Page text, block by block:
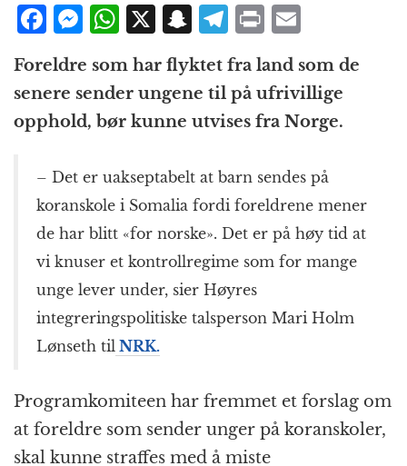
F
a
c
e
b
o
o
k
M
ss
e
n
g
e
r
W
h
at
s
A
p
p
X S
n
a
p
c
h
at
T
el
e
g
r
a
m
P
ri
n
t
ai
l
Foreldre som har flyktet fra land som de
senere sender ungene til på ufrivillige
opphold, bør kunne utvises fra Norge.
– Det er uakseptabelt at barn sendes på
koranskole i Somalia fordi foreldrene mener
de har blitt «for norske». Det er på høy tid at
vi knuser et kontrollregime som for mange
unge lever under, sier Høyres
integreringspolitiske talsperson Mari Holm
Lønseth til NRK.
Programkomiteen har fremmet et forslag om
at foreldre som sender unger på koranskoler,
skal kunne straffes med å miste